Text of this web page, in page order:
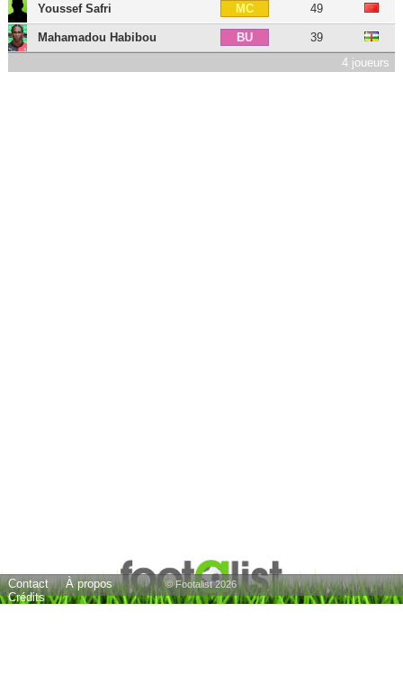
Youssef Safri MC 49
Mahamadou Habibou BU
39
4 joueurs
Contact
À propos
Crédits
© Footalist 2026